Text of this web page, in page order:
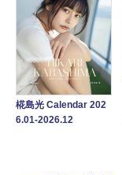
椛島光 Calendar 202
6.01-2026.12